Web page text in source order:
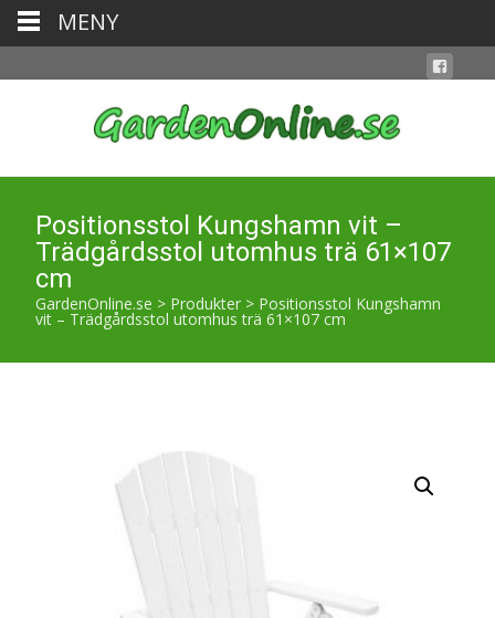
Positionsstol Kungshamn vit –
Trädgårdsstol utomhus trä 61×107
cm
GardenOnline.se > Produkter > Positionsstol Kungshamn
vit – Trädgårdsstol utomhus trä 61×107 cm
MENY